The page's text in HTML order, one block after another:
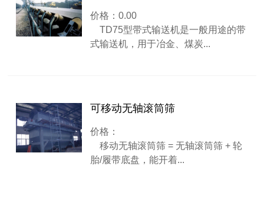
价格：0.00
TD75型带式输送机是一般用途的带
式输送机，用于冶金、煤炭...
可移动无轴滚筒筛
价格：
移动无轴滚筒筛 = 无轴滚筒筛 + 轮
胎/履带底盘，能开着...